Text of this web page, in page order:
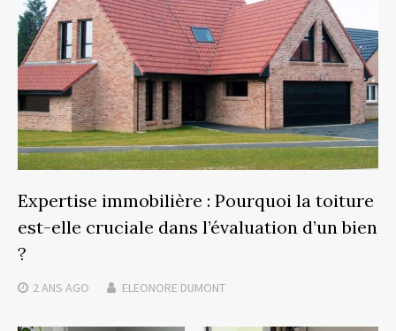
Expertise immobilière : Pourquoi la toiture
est-elle cruciale dans l’évaluation d’un bien
?
2 ANS AGO ELEONORE DUMONT